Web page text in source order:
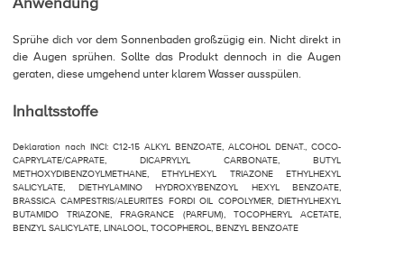
Sprühe dich vor dem Sonnenbaden großzügig ein. Nicht direkt in
die Augen sprühen. Sollte das Produkt dennoch in die Augen
geraten, diese umgehend unter klarem Wasser ausspülen.
Inhaltsstoffe
Deklaration nach INCI: C12-15 ALKYL BENZOATE, ALCOHOL DENAT., COCO-
CAPRYLATE/CAPRATE, DICAPRYLYL CARBONATE, BUTYL
METHOXYDIBENZOYLMETHANE, ETHYLHEXYL TRIAZONE ETHYLHEXYL
SALICYLATE, DIETHYLAMINO HYDROXYBENZOYL HEXYL BENZOATE,
BRASSICA CAMPESTRIS/ALEURITES FORDI OIL COPOLYMER, DIETHYLHEXYL
BUTAMIDO TRIAZONE, FRAGRANCE (PARFUM), TOCOPHERYL ACETATE,
BENZYL SALICYLATE, LINALOOL, TOCOPHEROL, BENZYL BENZOATE